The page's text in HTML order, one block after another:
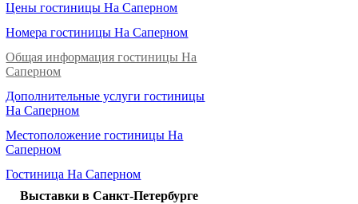
Цены гостиницы На Саперном
Номера гостиницы На Саперном
Общая информация гостиницы На
Саперном
Дополнительные услуги гостиницы
На Саперном
Местоположение гостиницы На
Саперном
Гостиница На Саперном
Выставки в Санкт-Петербурге